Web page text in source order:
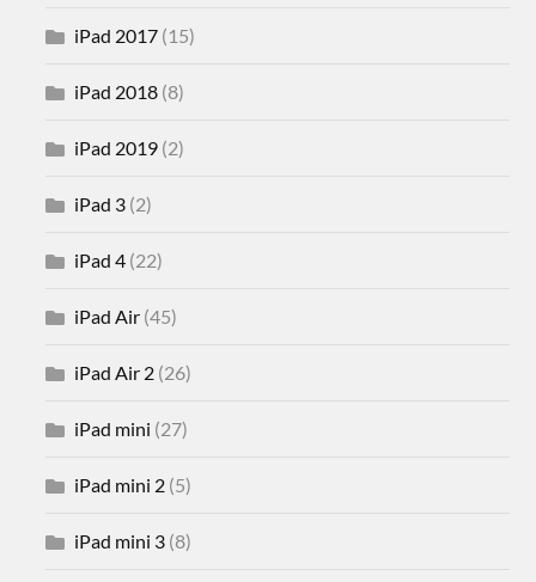
iPad 2017 (15)
iPad 2018 (8)
iPad 2019 (2)
iPad 3 (2)
iPad 4 (22)
iPad Air (45)
iPad Air 2 (26)
iPad mini (27)
iPad mini 2 (5)
iPad mini 3 (8)